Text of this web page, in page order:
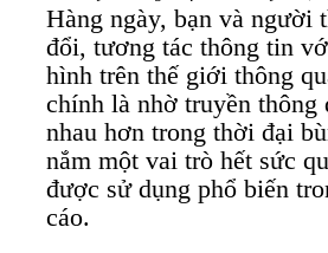
Hàng ngày, bạn và người
đổi, tương tác thông tin
hình trên thế giới thông
chính là nhờ truyền
nhau hơn trong thời đại
nắm một vai trò hết sức
được sử dụng phổ biến
cáo.